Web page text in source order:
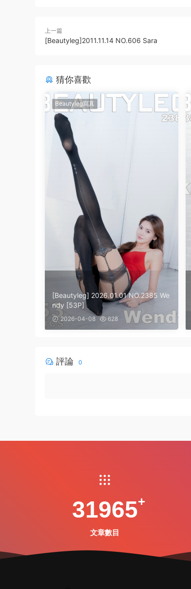
上一篇
[Beautyleg]2011.11.14 NO.606 Sara
猜你喜歡
Beautyleg寫真
[Beautyleg] 2026.01.01 NO.2385 We
ndy [53P]
2026-04-08 628
評論 0
31965
文章數目